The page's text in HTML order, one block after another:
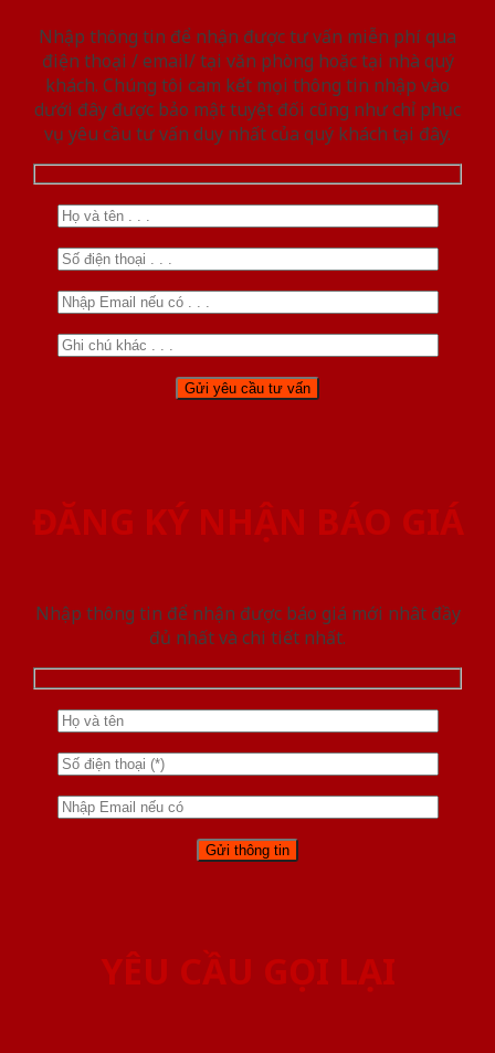
Nhập thông tin để nhận được tư vấn miễn phí qua
điện thoại / email/ tại văn phòng hoặc tại nhà quý
khách. Chúng tôi cam kết mọi thông tin nhập vào
dưới đây được bảo mật tuyệt đối cũng như chỉ phục
vụ yêu cầu tư vấn duy nhất của quý khách tại đây.
ĐĂNG KÝ NHẬN BÁO GIÁ
Nhập thông tin để nhận được báo giá mới nhât đầy
đủ nhất và chi tiết nhất.
YÊU CẦU GỌI LẠI